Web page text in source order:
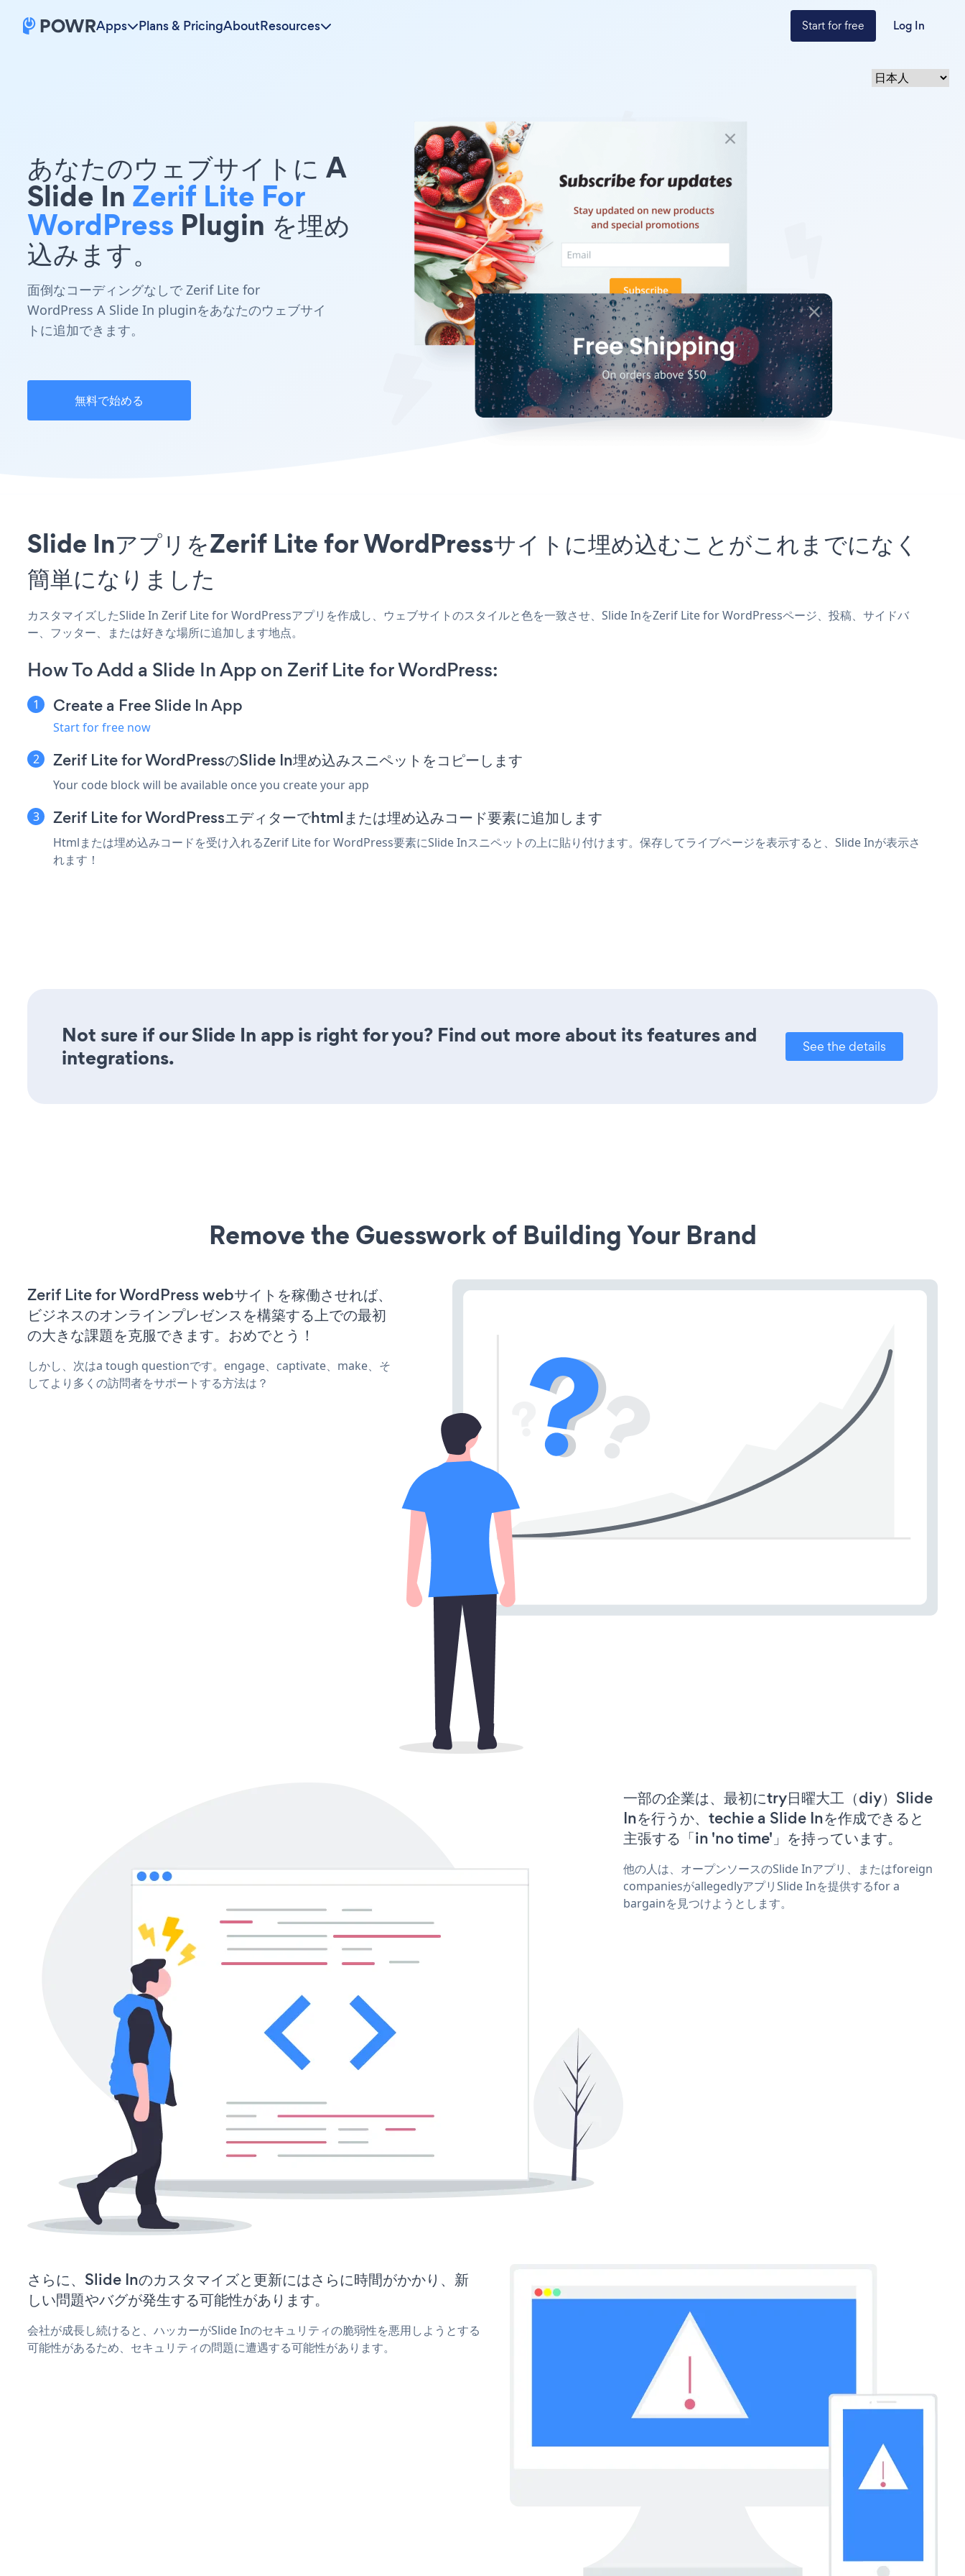
Apps Plans & PricingAboutResources Start for free Log In
あなたのウェブサイトに A
Slide In Zerif Lite For
WordPress Plugin を埋め
込みます。
面倒なコーディングなしで Zerif Lite for
WordPress A Slide In pluginをあなたのウェブサイ
トに追加できます。
無料で始める
Slide InアプリをZerif Lite for WordPressサイトに埋め込むことがこれまでになく
簡単になりました
カスタマイズしたSlide In Zerif Lite for WordPressアプリを作成し、ウェブサイトのスタイルと色を一致させ、Slide InをZerif Lite for WordPressページ、投稿、サイドバ
ー、フッター、または好きな場所に追加します地点。
How To Add a Slide In App on Zerif Lite for WordPress:
Create a Free Slide In App
Start for free now
Zerif Lite for WordPressのSlide In埋め込みスニペットをコピーします
Your code block will be available once you create your app
Zerif Lite for WordPressエディターでhtmlまたは埋め込みコード要素に追加します
Htmlまたは埋め込みコードを受け入れるZerif Lite for WordPress要素にSlide Inスニペットの上に貼り付けます。保存してライブページを表示すると、Slide Inが表示さ
れます！
Not sure if our Slide In app is right for you? Find out more about its features and
integrations.
See the details
Remove the Guesswork of Building Your Brand
Zerif Lite for WordPress webサイトを稼働させれば、
ビジネスのオンラインプレゼンスを構築する上での最初
の大きな課題を克服できます。おめでとう！
しかし、次はa tough questionです。engage、captivate、make、そ
してより多くの訪問者をサポートする方法は？
一部の企業は、最初にtry日曜大工（diy）Slide
Inを行うか、techie a Slide Inを作成できると
主張する「in 'no time'」を持っています。
他の人は、オープンソースのSlide Inアプリ、またはforeign
companiesがallegedlyアプリSlide Inを提供するfor a
bargainを見つけようとします。
さらに、Slide Inのカスタマイズと更新にはさらに時間がかかり、新
しい問題やバグが発生する可能性があります。
会社が成長し続けると、ハッカーがSlide Inのセキュリティの脆弱性を悪用しようとする
可能性があるため、セキュリティの問題に遭遇する可能性があります。